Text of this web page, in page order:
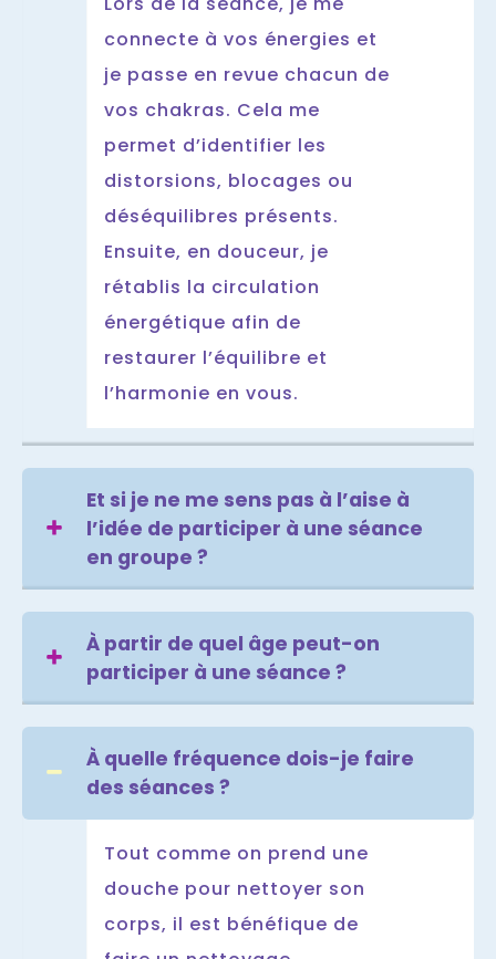
connecte à vos énergies et
je passe en revue chacun de
vos chakras. Cela me
permet d’identifier les
distorsions, blocages ou
déséquilibres présents.
Ensuite, en douceur, je
rétablis la circulation
énergétique afin de
restaurer l’équilibre et
l’harmonie en vous.
Et si je ne me sens pas à l’aise à
l’idée de participer à une séance
en groupe ?
À partir de quel âge peut-on
participer à une séance ?
À quelle fréquence dois-je faire
des séances ?
Tout comme on prend une
douche pour nettoyer son
corps, il est bénéfique de